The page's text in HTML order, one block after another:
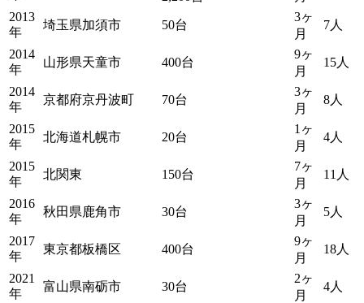
2013
年
埼玉県加須市 50台
3ヶ
月
7人
2014
年
山形県天童市 400台
9ヶ
月
15人
2014
年
京都府京丹波町 70台
3ヶ
月
8人
2015
年
北海道札幌市 20台
1ヶ
月
4人
2015
年
北関東 150台
7ヶ
月
11人
2016
年
秋田県鹿角市 30台
3ヶ
月
5人
2017
年
東京都板橋区 400台
9ヶ
月
18人
2021
年
富山県南砺市 30台
2ヶ
月
4人